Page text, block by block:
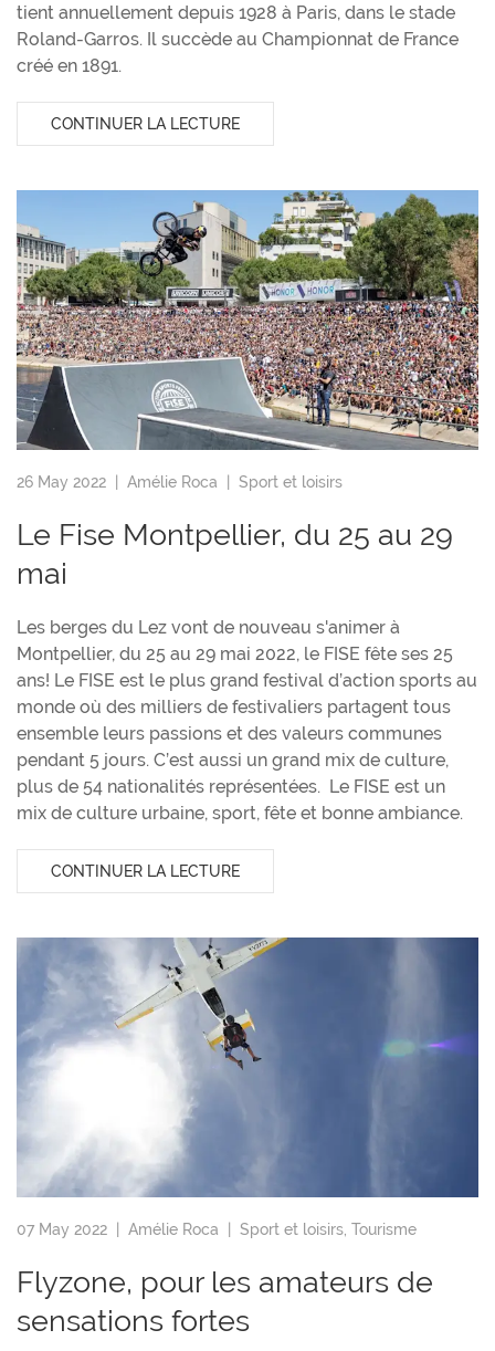
tient annuellement depuis 1928 à Paris, dans le stade
Roland-Garros. Il succède au Championnat de France
créé en 1891.
CONTINUER LA LECTURE
26 May 2022 | Amélie Roca Sport et loisirs
Le Fise Montpellier, du 25 au 29
mai
Les berges du Lez vont de nouveau s'animer à
Montpellier, du 25 au 29 mai 2022, le FISE fête ses 25
ans! Le FISE est le plus grand festival d’action sports au
monde où des milliers de festivaliers partagent tous
ensemble leurs passions et des valeurs communes
pendant 5 jours. C’est aussi un grand mix de culture,
plus de 54 nationalités représentées. Le FISE est un
mix de culture urbaine, sport, fête et bonne ambiance.
CONTINUER LA LECTURE
07 May 2022 | Amélie Roca Sport et loisirs Tourisme
Flyzone, pour les amateurs de
sensations fortes